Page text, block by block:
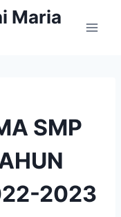
Maria
SMP
2023